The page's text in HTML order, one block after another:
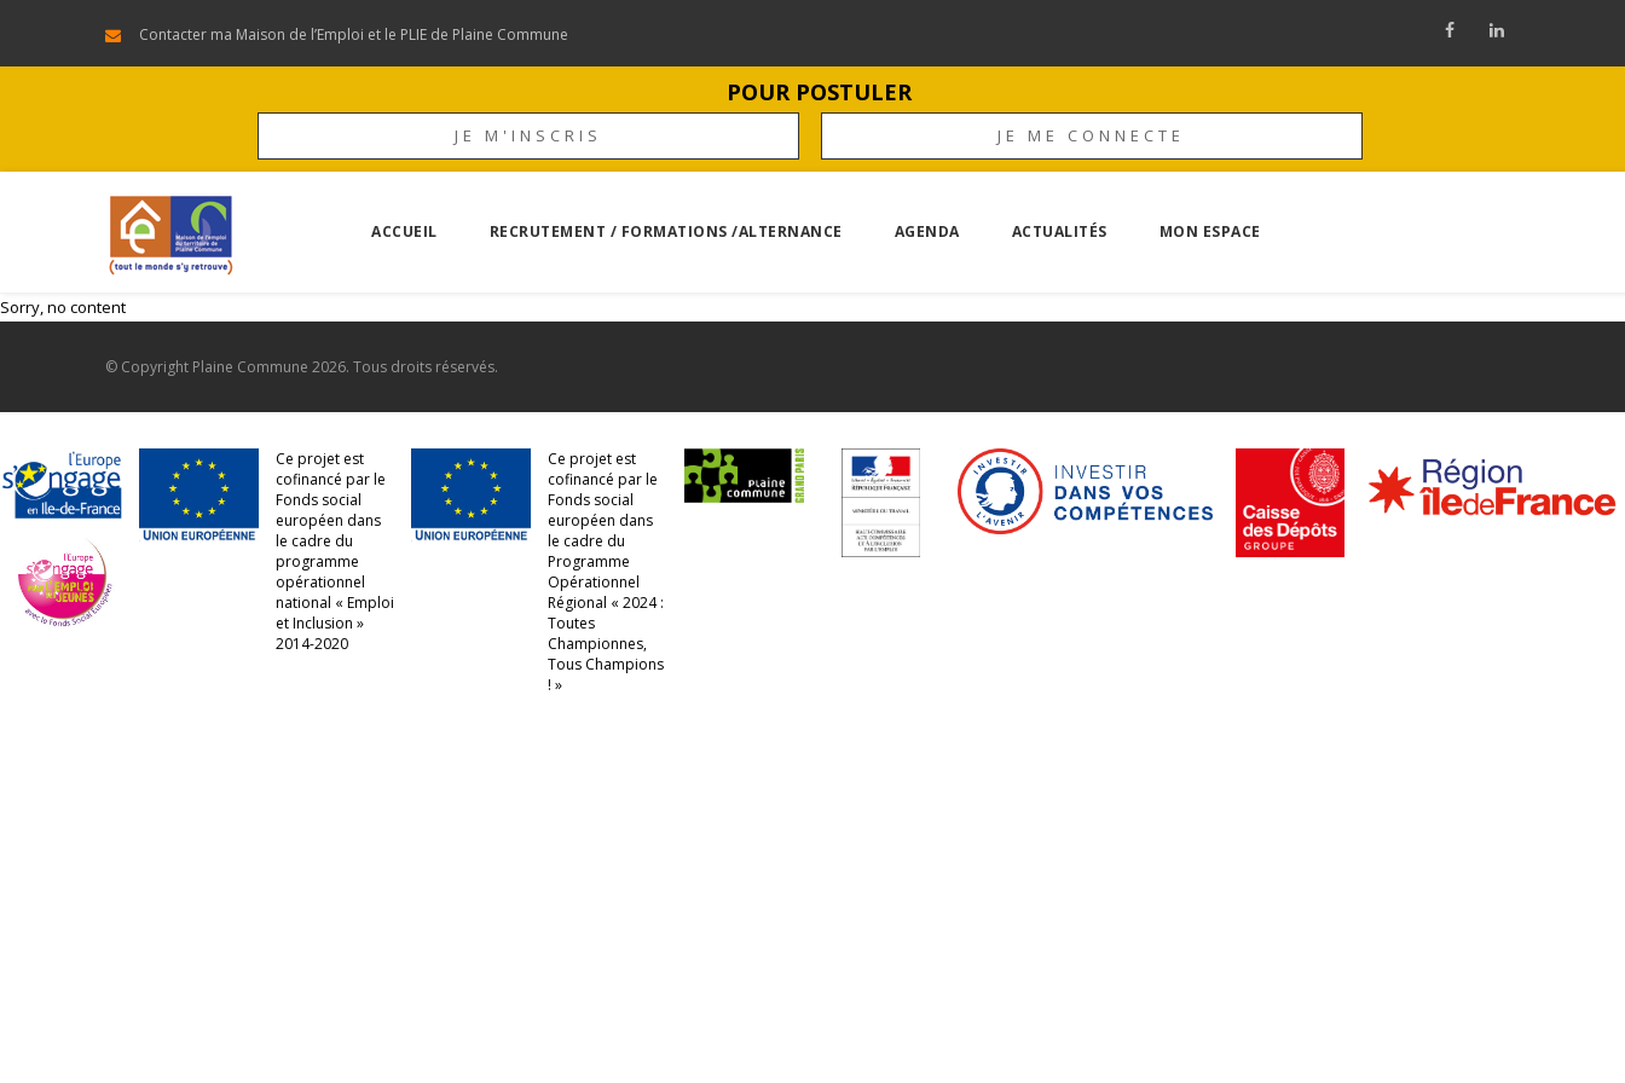
Contacter ma Maison de l’Emploi et le PLIE de Plaine Commune
POUR POSTULER
JE M'INSCRIS JE ME CONNECTE
ACCUEIL RECRUTEMENT / FORMATIONS /ALTERNANCE AGENDA ACTUALITÉS MON ESPACE
Sorry, no content
© Copyright Plaine Commune 2026. Tous droits réservés.
Ce projet est
cofinancé par le
Fonds social
européen dans
le cadre du
programme
opérationnel
national « Emploi
et Inclusion »
2014-2020
Ce projet est
cofinancé par le
Fonds social
européen dans
le cadre du
Programme
Opérationnel
Régional « 2024 :
Toutes
Championnes,
Tous Champions
! »